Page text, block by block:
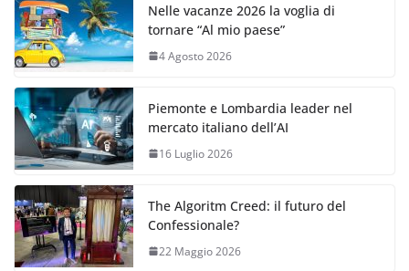
Nelle vacanze 2026 la voglia di
tornare “Al mio paese”
4 Agosto 2026
Piemonte e Lombardia leader nel
mercato italiano dell’AI
16 Luglio 2026
The Algoritm Creed: il futuro del
Confessionale?
22 Maggio 2026